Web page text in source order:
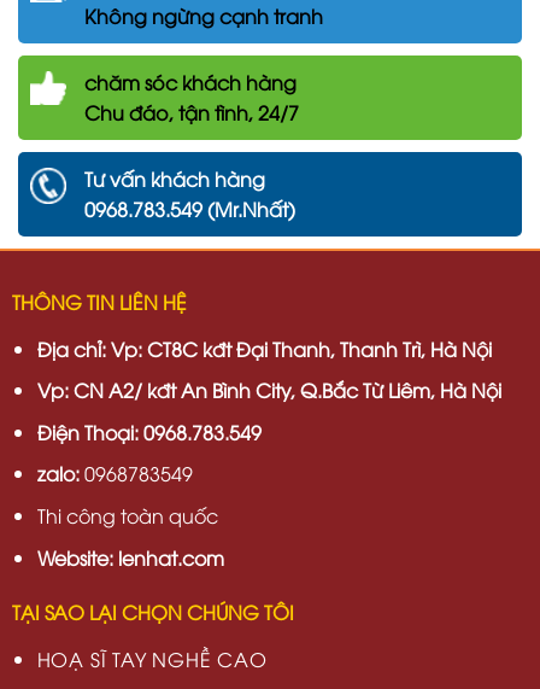
Không ngừng cạnh tranh
chămsóc khách hàng
Chu đáo, tận tình, 24/7
Tư vấn khách hàng
0968.783.549 (Mr.Nhất)
THÔNG TIN LIÊN HỆ
Địa chỉ: Vp: CT8C kđt Đại Thanh, Thanh Trì, Hà Nội
Vp: CN A2/ kđt An Bình City, Q.Bắc Từ Liêm, Hà Nội
Điện Thoại: 0968.783.549
zalo:0968783549
Thi công toàn quốc
Website: lenhat.com
TẠI SAO LẠI CHỌN CHÚNG TÔI
HOẠ SĨ TAY NGHỀ CAO